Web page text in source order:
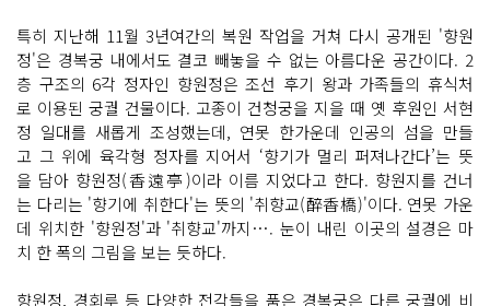
특히 지난해 11월 3년여간의 복원 작업을 거쳐 다시 공개된 '향원
정'은 경복궁 내에서도 결코 빼놓을 수 없는 아름다운 공간이다. 2
층 구조의 6각 정자인 향원정은 조선 후기 왕과 가족들의 휴식처
로 이용된 궁궐 건물이다. 고종이 건청궁을 지을 때 옛 후원인 서현
정 일대를 새롭게 조성했는데, 연못 한가운데 인공의 섬을 만들
고 그 위에 육각형 정자를 지어서 ‘향기가 멀리 퍼져나간다’는 뜻
을 담아 향원정(香遠亭)이라 이름 지었다고 한다. 향원지를 건너
는 다리는 '향기에 취한다'는 뜻의 '취향교(醉香橋)'이다. 연못 가운
데 위치한 '향원정'과 '취향교'까지…. 눈이 내린 이곳의 설경은 마
치 한 폭의 그림을 보는 듯하다.
향원정, 경회루 등 다양한 전각들을 품은 경복궁은 다른 궁궐에 비